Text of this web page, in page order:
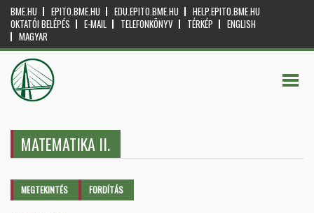
BME.HU EPITO.BME.HU EDU.EPITO.BME.HU
HELP.EPITO.BME.HU
OKTATÓI BELÉPÉS
E-MAIL TELEFONKÖNYV TÉRKÉP
ENGLISH
MAGYAR
MATEMATIKA II.
Elsődleges fülek
MEGTEKINTÉS (AKTÍVFORDÍTÁS